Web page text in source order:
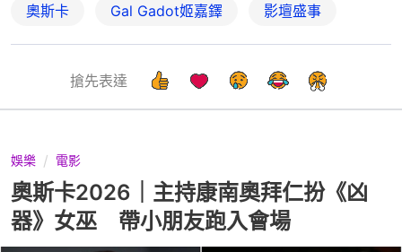
奧斯卡 Gal Gadot姬嘉鐸 影壇盛事
搶先表達
娛樂 電影
奧斯卡2026｜主持康南奧拜仁扮《凶
器》女巫 帶小朋友跑入會場